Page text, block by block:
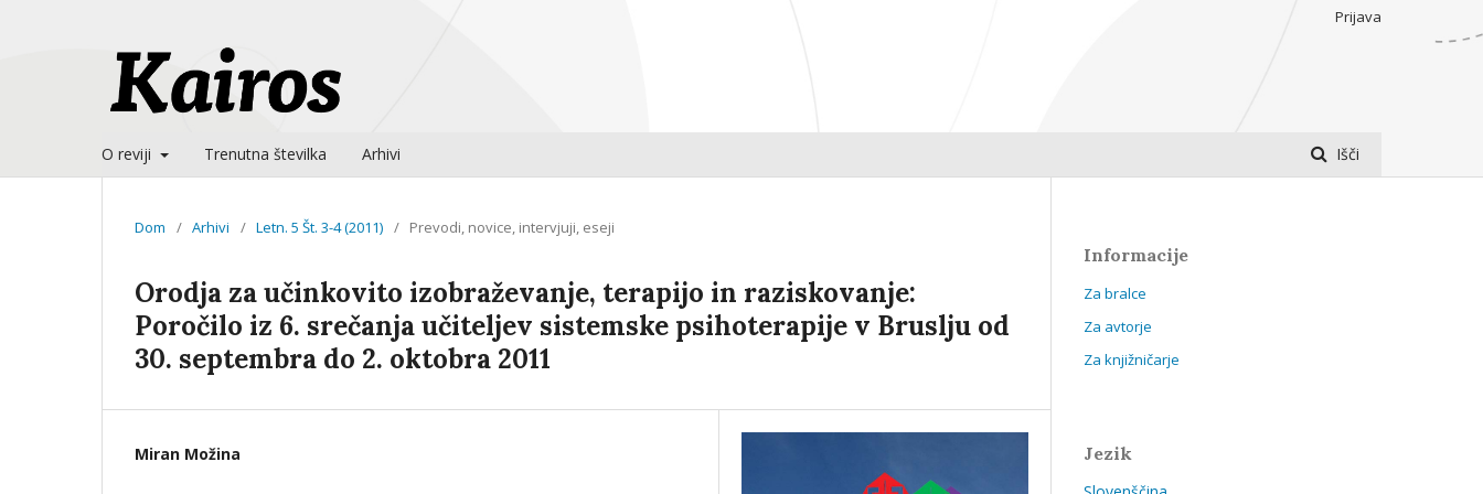
O reviji Trenutna številka Arhivi Išči
Prijava
Dom / Arhivi / Letn. 5 Št. 3-4 (2011) / Prevodi, novice, intervjuji, eseji
Orodja za učinkovito izobraževanje, terapijo in raziskovanje:
Poročilo iz 6. srečanja učiteljev sistemske psihoterapije v Bruslju od
30. septembra do 2. oktobra 2011
Miran Možina
Informacije
Za bralce
Za avtorje
Za knjižničarje
Jezik